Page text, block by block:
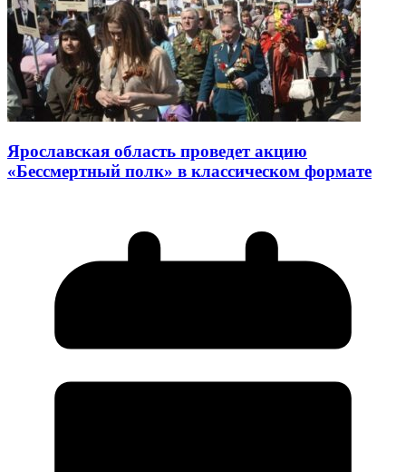
Ярославская область проведет акцию
«Бессмертный полк» в классическом формате